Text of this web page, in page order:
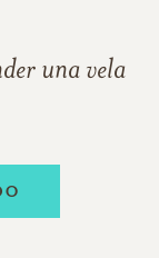
una vela